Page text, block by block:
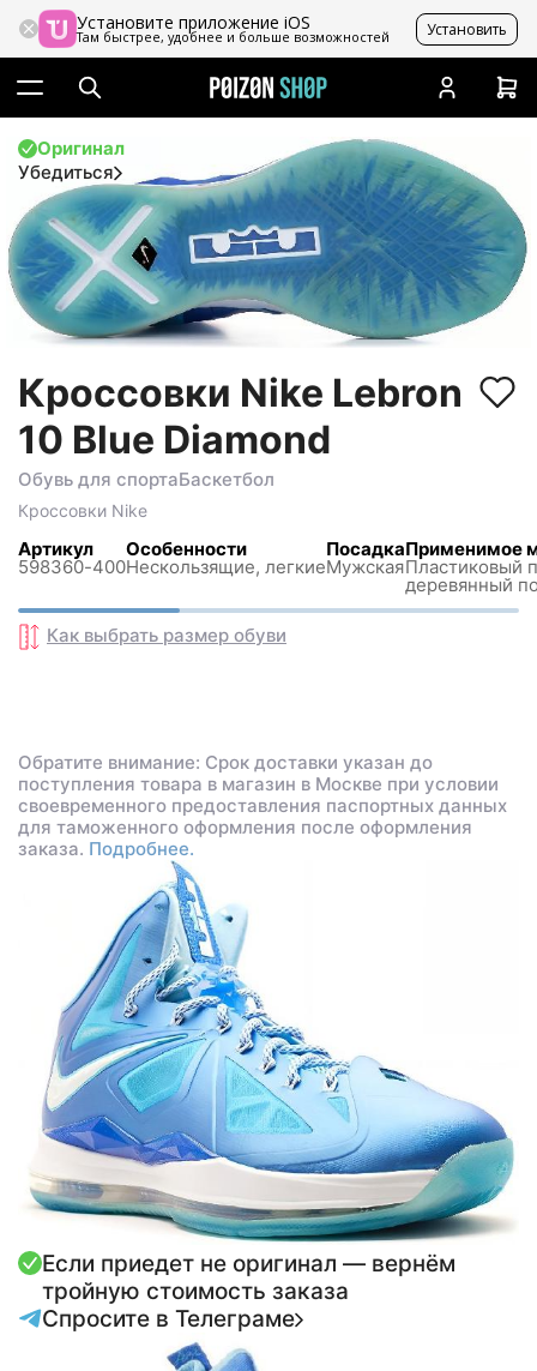
Установите приложение iOS
Там быстрее, удобнее и больше возможностей Установить
Оригинал
Убедиться
Кроссовки Nike Lebron
10 Blue Diamond
Обувь для спортаБаскетбол
Кроссовки Nike
Артикул
598360-400
Особенности
Нескользящиe, легкие
Посадка
Мужская
Применимое
Пластиковый
деревянный
Как выбрать размер обуви
Обратите внимание: Срок доставки указан до
поступления товара в магазин в Москве при условии
своевременного предоставления паспортных данных
для таможенного оформления после оформления
заказа. Подробнее.
Если приедет не оригинал — вернём
тройную стоимость заказа
Спросите в Телеграме